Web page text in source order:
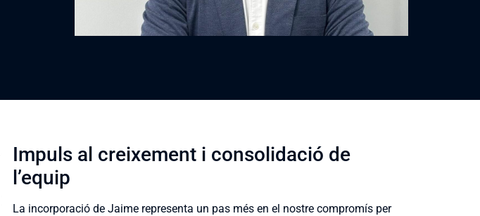
Impuls al creixement i consolidació de
l’equip
La incorporació de Jaime representa un pas més en el nostre compromís per